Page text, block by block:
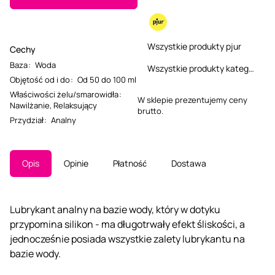
Cechy
Baza: Woda
Objętość od i do: Od 50 do 100 ml
Właściwości żelu/smarowidła:
Nawilżanie, Relaksujący
Przydział: Analny
Wszystkie produkty pjur
Wszystkie produkty kategorii
W sklepie prezentujemy ceny
brutto.
Opis Opinie Płatność Dostawa
Lubrykant analny na bazie wody, który w dotyku
przypomina silikon - ma długotrwały efekt śliskości, a
jednocześnie posiada wszystkie zalety lubrykantu na
bazie wody.